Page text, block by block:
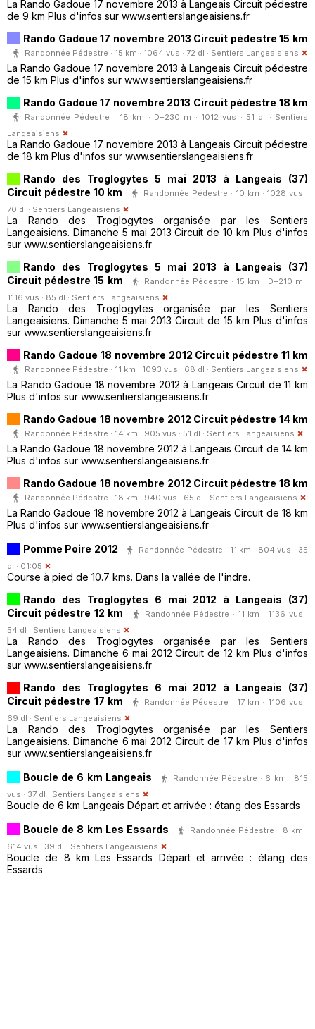
La Rando Gadoue 17 novembre 2013 à Langeais Circuit pédestre
de 9 km Plus d'infos sur www.sentierslangeaisiens.fr
Rando Gadoue 17 novembre 2013 Circuit pédestre 15 km
Randonnée Pédestre · 15 km · 1064 vus · 72 dl · Sentiers Langeaisiens
La Rando Gadoue 17 novembre 2013 à Langeais Circuit pédestre
de 15 km Plus d'infos sur www.sentierslangeaisiens.fr
Rando Gadoue 17 novembre 2013 Circuit pédestre 18 km
Randonnée Pédestre · 18 km · D+230 m · 1012 vus · 51 dl · Sentiers
Langeaisiens
La Rando Gadoue 17 novembre 2013 à Langeais Circuit pédestre
de 18 km Plus d'infos sur www.sentierslangeaisiens.fr
Rando des Troglogytes 5 mai 2013 à Langeais (37)
Circuit pédestre 10 km
Randonnée Pédestre · 10 km · 1028 vus ·
70 dl · Sentiers Langeaisiens
La Rando des Troglogytes organisée par les Sentiers
Langeaisiens. Dimanche 5 mai 2013 Circuit de 10 km Plus d'infos
sur www.sentierslangeaisiens.fr
Rando des Troglogytes 5 mai 2013 à Langeais (37)
Circuit pédestre 15 km
Randonnée Pédestre · 15 km · D+210 m ·
1116 vus · 85 dl · Sentiers Langeaisiens
La Rando des Troglogytes organisée par les Sentiers
Langeaisiens. Dimanche 5 mai 2013 Circuit de 15 km Plus d'infos
sur www.sentierslangeaisiens.fr
Rando Gadoue 18 novembre 2012 Circuit pédestre 11 km
Randonnée Pédestre · 11 km · 1093 vus · 68 dl · Sentiers Langeaisiens
La Rando Gadoue 18 novembre 2012 à Langeais Circuit de 11 km
Plus d'infos sur www.sentierslangeaisiens.fr
Rando Gadoue 18 novembre 2012 Circuit pédestre 14 km
Randonnée Pédestre · 14 km · 905 vus · 51 dl · Sentiers Langeaisiens
La Rando Gadoue 18 novembre 2012 à Langeais Circuit de 14 km
Plus d'infos sur www.sentierslangeaisiens.fr
Rando Gadoue 18 novembre 2012 Circuit pédestre 18 km
Randonnée Pédestre · 18 km · 940 vus · 65 dl · Sentiers Langeaisiens
La Rando Gadoue 18 novembre 2012 à Langeais Circuit de 18 km
Plus d'infos sur www.sentierslangeaisiens.fr
Pomme Poire 2012
Randonnée Pédestre · 11 km · 804 vus · 35
dl · 01:05
Course à pied de 10.7 kms. Dans la vallée de l'indre.
Rando des Troglogytes 6 mai 2012 à Langeais (37)
Circuit pédestre 12 km
Randonnée Pédestre · 11 km · 1136 vus ·
54 dl · Sentiers Langeaisiens
La Rando des Troglogytes organisée par les Sentiers
Langeaisiens. Dimanche 6 mai 2012 Circuit de 12 km Plus d'infos
sur www.sentierslangeaisiens.fr
Rando des Troglogytes 6 mai 2012 à Langeais (37)
Circuit pédestre 17 km
Randonnée Pédestre · 17 km · 1106 vus ·
69 dl · Sentiers Langeaisiens
La Rando des Troglogytes organisée par les Sentiers
Langeaisiens. Dimanche 6 mai 2012 Circuit de 17 km Plus d'infos
sur www.sentierslangeaisiens.fr
Boucle de 6 km Langeais
Randonnée Pédestre · 6 km · 815
vus · 37 dl · Sentiers Langeaisiens
Boucle de 6 km Langeais Départ et arrivée : étang des Essards
Boucle de 8 km Les Essards
Randonnée Pédestre · 8 km ·
614 vus · 39 dl · Sentiers Langeaisiens
Boucle de 8 km Les Essards Départ et arrivée : étang des
Essards